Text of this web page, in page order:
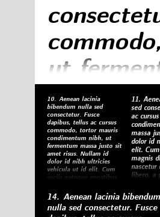
mus. Nulla vitae
pharetra augue.
ut
Nullam
id elit.
magnis
ridiculus
pharetra
10. Aenean lacinia
bibendum nulla sed
consectetur. Fusce
dapibus, tellus ac cursus
commodo, tortor mauris
condimentum nibh, ut
fermentum massa justo sit
amet risus. Nullam id
dolor id nibh ultricies
vehicula ut id elit. Cum
sociis natoque penatibus
montes, nascetur ridiculus
mus. Nulla vitae elit
libero, a pharetra augue.
11.
sed
ac
massa
dolor id
elit.
magnis
nascetur
libero, a
14. Aenean lacinia bibendum
nulla sed consectetur. Fusce